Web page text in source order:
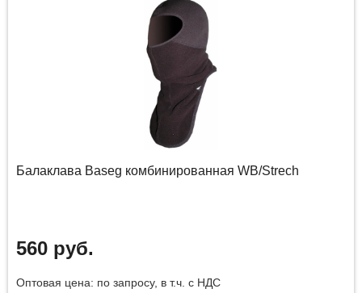
Балаклава Baseg комбинированная WB/Strech
560 руб.
Оптовая цена: по запросу, в т.ч. с НДС